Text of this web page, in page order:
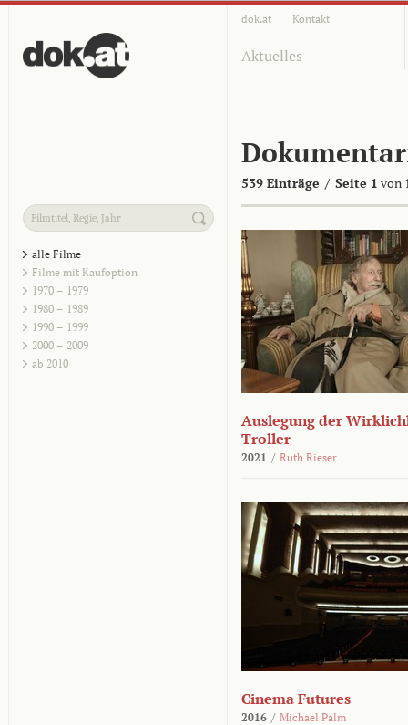
dok.at Kontakt
Aktuelles
539 Einträge / Seite 1 von
alle Filme
Filme mit Kaufoption
1970 – 1979
1980 – 1989
1990 – 1999
2000 – 2009
ab 2010
Auslegung der
Troller
2021 / Ruth Rieser
Cinema Futures
2016 / Michael Palm